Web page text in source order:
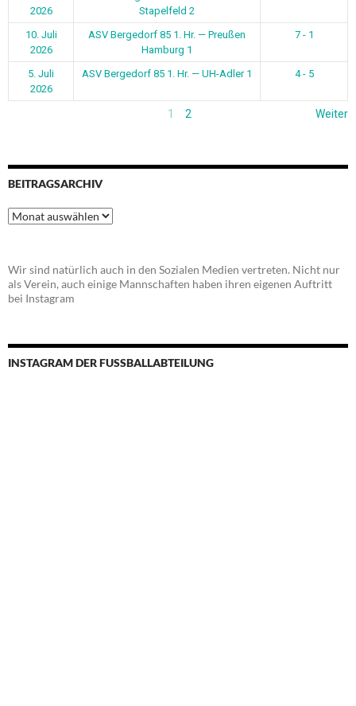
2026
Stapelfeld 2
10. Juli
2026
ASV Bergedorf 85 1. Hr. — Preußen
Hamburg 1
7 - 1
5. Juli
2026
ASV Bergedorf 85 1. Hr. — UH-Adler 1 4 - 5
1 2 Weiter
BEITRAGSARCHIV
Beitragsarchiv
Wir sind natürlich auch in den Sozialen Medien vertreten. Nicht nur
als Verein, auch einige Mannschaften haben ihren eigenen Auftritt
bei Instagram
INSTAGRAM DER FUSSBALLABTEILUNG